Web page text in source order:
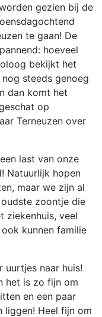
gezien bij de
te gaan! De
hoeveel
bekijkt het
steeds genoeg
dan komt het
op
Terneuzen over
last van onze
Natuurlijk hopen
maar we zijn al
zoontje die
ziekenhuis, veel
kunnen familie
uurtjes naar huis!
het is zo fijn om
en een paar
liggen! Heel fijn om